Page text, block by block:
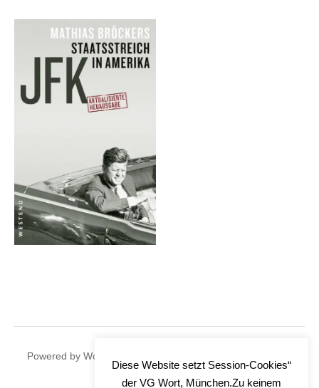
Powered by WordPress
Diese Website setzt Session-Cookies“
der VG Wort, München.Zu keinem